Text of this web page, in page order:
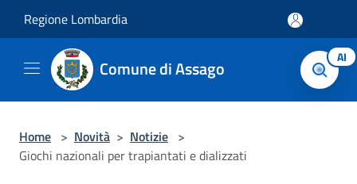
Regione Lombardia
Comune di Assago AI
Home > Novità > Notizie >
Giochi nazionali per trapiantati e dializzati